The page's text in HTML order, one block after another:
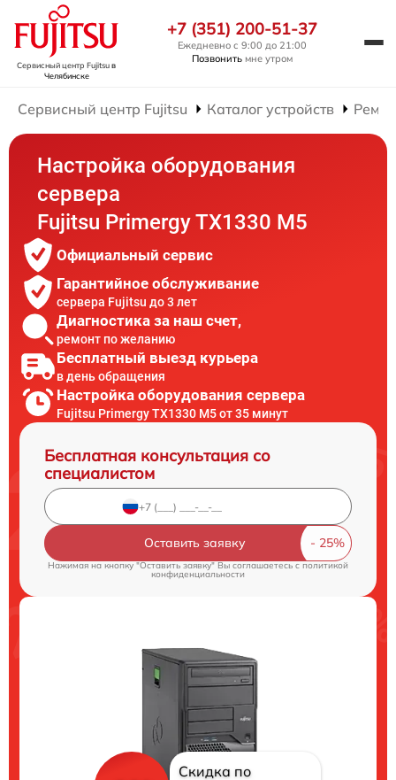
Сервисный центр Fujitsuв
Челябинске
+7 (351) 200-51-37
Ежедневно с 9:00 до 21:00
Позвонить мне утром
Сервисный центр Fujitsu Каталог устройств
Настройка оборудования
сервера
Fujitsu Primergy TX1330 M5
Официальный сервис
Гарантийное обслуживание
сервера Fujitsu до 3 лет
Диагностика за наш счет,
ремонт по желанию
Бесплатный выезд курьера
в день обращения
Настройка оборудования сервера
Fujitsu Primergy TX1330 M5 от 35 минут
Бесплатная консультация со
специалистом
Оставить заявку
Нажимая на кнопку "Оставить заявку" Вы соглашаетесь cполитикой
конфиденциальности
Скидка по